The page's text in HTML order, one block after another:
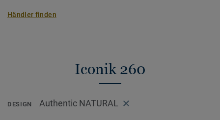
Händler finden
Iconik 260
DESIGN Authentic NATURAL